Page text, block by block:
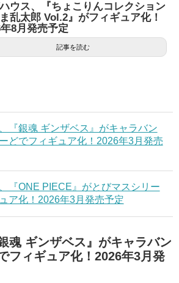
ウス、『ちょこりんコレクション
乱太郎 Vol.2』がフィギュア化！
8月発売予定
記事を読む
『銀魂 ギンザベス』がキャラバン
どでフィギュア化！2026年3月発売
『ONE PIECE』がとびマスシリー
ア化！2026年3月発売予定
魂 ギンザベス』がキャラバン
フィギュア化！2026年3月発